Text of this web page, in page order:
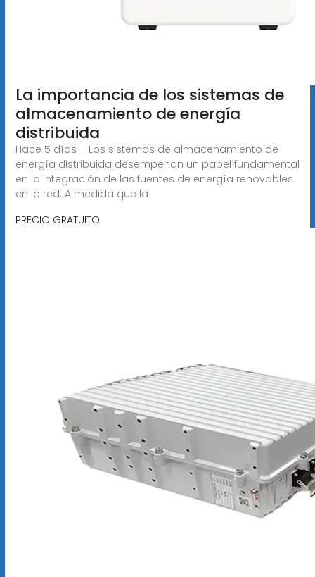
La importancia de los sistemas de
almacenamiento de energía
distribuida
Hace 5 días · Los sistemas de almacenamiento de
energía distribuida desempeñan un papel fundamental
en la integración de las fuentes de energía renovables
en la red. A medida que la
PRECIO GRATUITO